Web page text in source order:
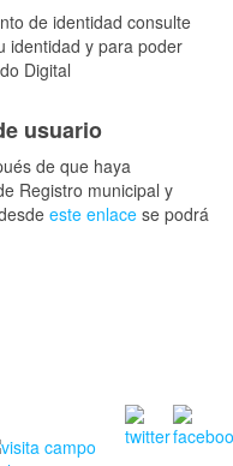
de identidad consulte
identidad y para poder
Digital
usuario
de que haya
Registro municipal y
este enlace se podrá